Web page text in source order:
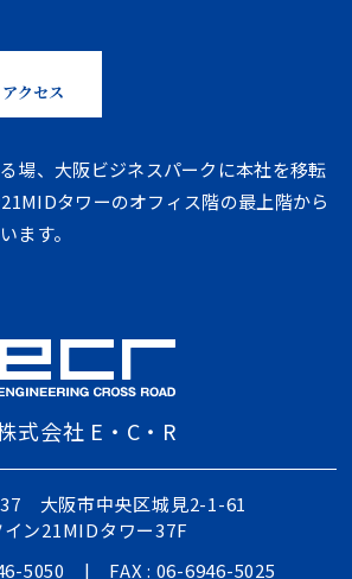
アクセス
場、大阪ビジネスパークに本社を移転
タワーのオフィス階の最上階から
ます。
式会社 E・C・R
大阪市中央区城見2-1-61
イン21MIDタワー37F
5050 |
FAX : 06-6946-5025